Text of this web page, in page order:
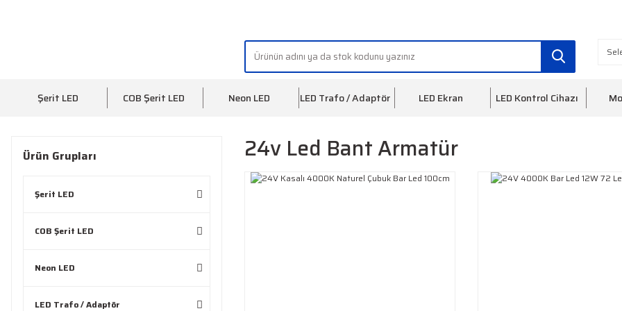
Şerit LED COB Şerit LED Neon LED LED Trafo / Adaptör LED Ekran LED Kontrol Cihazı
Ürün Grupları
Şerit LED
COB Şerit LED
Neon LED
LED Trafo / Adaptör
24v Led Bant Armatür